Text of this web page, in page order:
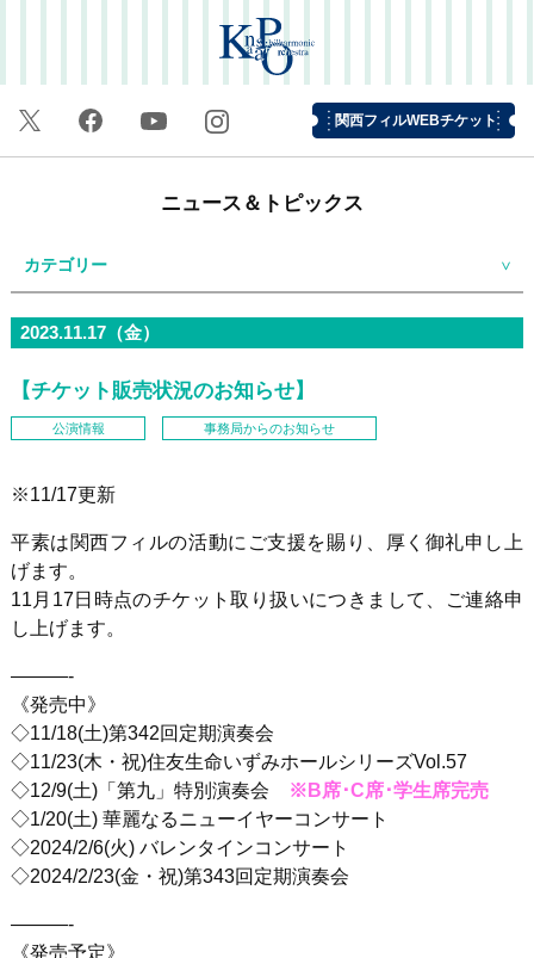
関西フィルWEBチケット
ニュース＆トピックス
カテゴリー
2023.11.17（金）
【チケット販売状況のお知らせ】
公演情報 事務局からのお知らせ
※11/17更新
平素は関西フィルの活動にご支援を賜り、厚く御礼申し上
げます。
11月17日時点のチケット取り扱いにつきまして、ご連絡申
し上げます。
———-
《発売中》
◇11/18(土)第342回定期演奏会
◇11/23(木・祝)住友生命いずみホールシリーズVol.57
◇12/9(土)「第九」特別演奏会
※B席･C席･学生席完売
◇1/20(土) 華麗なるニューイヤーコンサート
◇2024/2/6(火) バレンタインコンサート
◇2024/2/23(金・祝)第343回定期演奏会
———-
《発売予定》